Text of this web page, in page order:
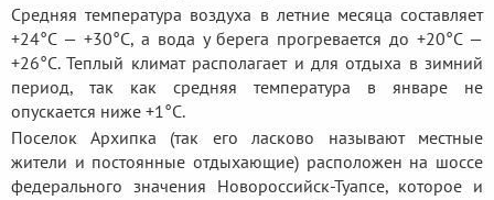
Средняя температура воздуха в летние месяца составляет
+24°С — +30°С, а вода у берега прогревается до +20°С —
+26°С. Теплый климат располагает и для отдыха в зимний
период, так как средняя температура в январе не
опускается ниже +1°С.
Поселок Архипка (так его ласково называют местные
жители и постоянные отдыхающие) расположен на шоссе
федерального значения Новороссийск-Туапсе, которое и